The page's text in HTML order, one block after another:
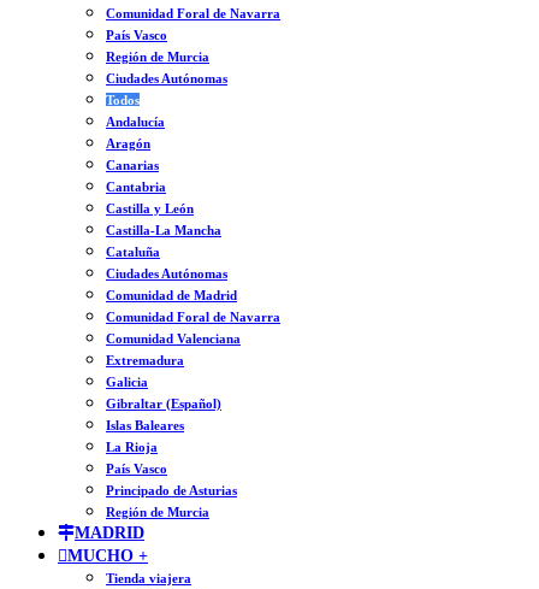
Comunidad Foral de Navarra
País Vasco
Región de Murcia
Ciudades Autónomas
Todos
Andalucía
Aragón
Canarias
Cantabria
Castilla y León
Castilla-La Mancha
Cataluña
Ciudades Autónomas
Comunidad de Madrid
Comunidad Foral de Navarra
Comunidad Valenciana
Extremadura
Galicia
Gibraltar (Español)
Islas Baleares
La Rioja
País Vasco
Principado de Asturias
Región de Murcia
MADRID
MUCHO +
Tienda viajera